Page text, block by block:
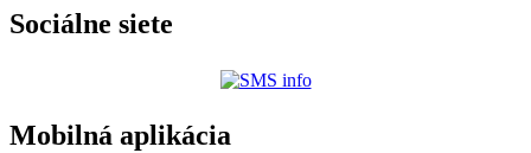
Sociálne siete
Mobilná aplikácia